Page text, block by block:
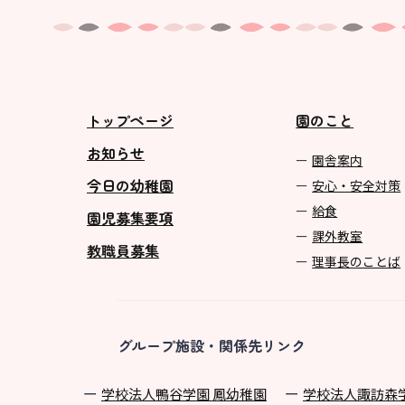
トップページ
お知らせ
今日の幼稚園
園児募集要項
教職員募集
園のこと
園舎案内
安心・安全対策
給食
課外教室
理事長のことば
グループ施設・関係先リンク
学校法⼈鴨⾕学園 鳳幼稚園 学校法⼈諏訪森